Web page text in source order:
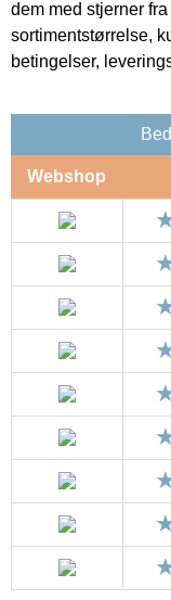
dem med stjerner
sortimentstørrelse,
betingelser,
Webshop